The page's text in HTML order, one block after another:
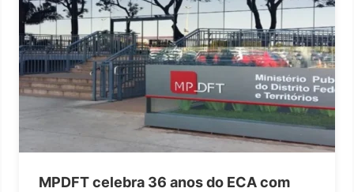
MPDFT celebra 36 anos do ECA com